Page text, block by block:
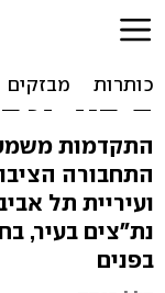
נחתם
נוספים
ציבורית
התקדמות
התחבורה
נת"צים בעיר,
בפנים